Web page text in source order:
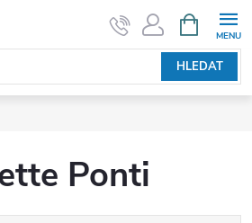
HLEDAT
NÁKUPNÍ
KOŠÍK
Ponti